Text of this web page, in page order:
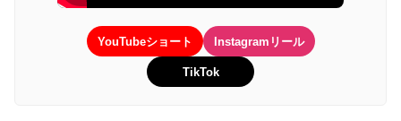
YouTubeショート Instagramリール
TikTok